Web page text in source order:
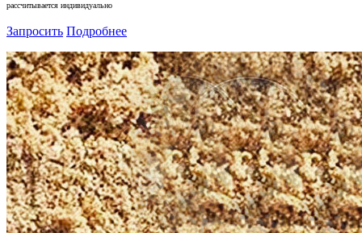
рассчитывается индивидуально
Запросить Подробнее